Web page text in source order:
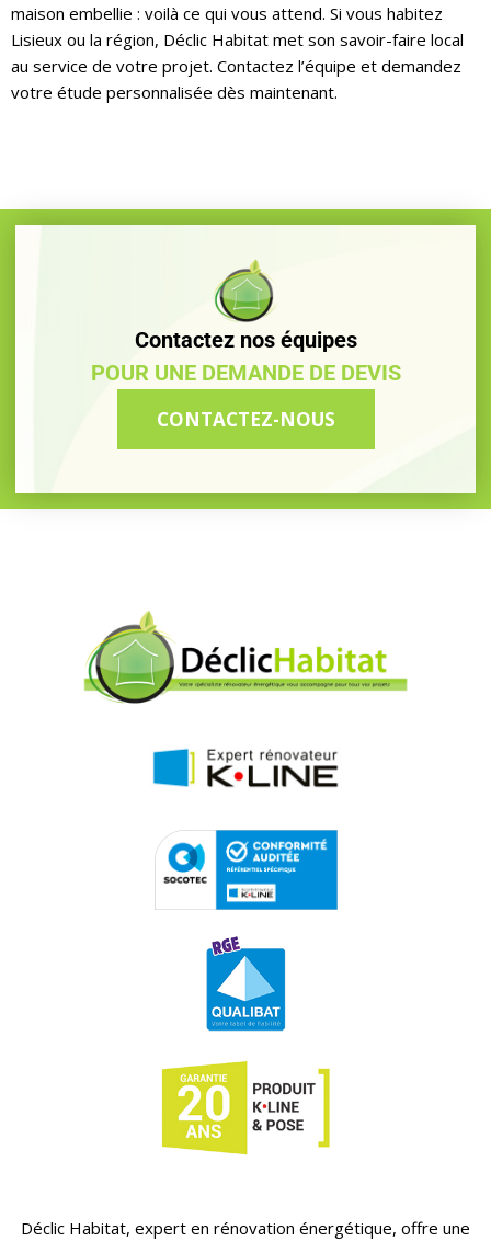
maison embellie : voilà ce qui vous attend. Si vous habitez
Lisieux ou la région, Déclic Habitat met son savoir-faire local
au service de votre projet. Contactez l’équipe et demandez
votre étude personnalisée dès maintenant.
Contactez nos équipes
POUR UNE DEMANDE DE DEVIS
CONTACTEZ-NOUS
Déclic Habitat, expert en rénovation énergétique, offre une